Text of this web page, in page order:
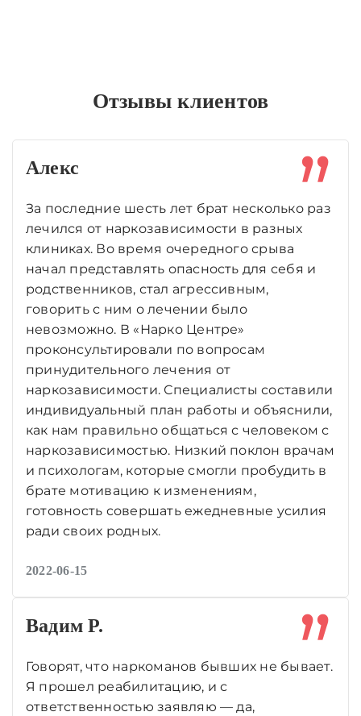
Отзывы клиентов
Алекс
За последние шесть лет брат несколько раз
лечился от наркозависимости в разных
клиниках. Во время очередного срыва
начал представлять опасность для себя и
родственников, стал агрессивным,
говорить с ним о лечении было
невозможно. В «Нарко Центре»
проконсультировали по вопросам
принудительного лечения от
наркозависимости. Специалисты составили
индивидуальный план работы и объяснили,
как нам правильно общаться с человеком с
наркозависимостью. Низкий поклон врачам
и психологам, которые смогли пробудить в
брате мотивацию к изменениям,
готовность совершать ежедневные усилия
ради своих родных.
2022-06-15
Вадим Р.
Говорят, что наркоманов бывших не бывает.
Я прошел реабилитацию, и с
ответственностью заявляю — да,